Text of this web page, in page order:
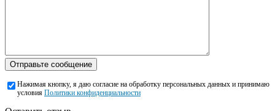
Отправьте сообщение
Нажимая кнопку, я даю согласие на обработку персональных данных и принимаю
условия Политики конфиденциальности